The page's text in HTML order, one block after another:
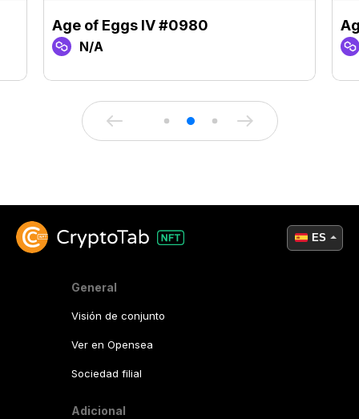
Age of Eggs IV #0980
N/A
General
Visión de conjunto
Ver en Opensea
Sociedad filial
Adicional
ES